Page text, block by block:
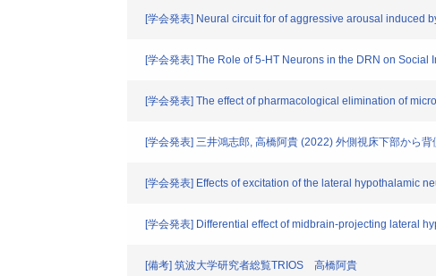
[学会発表] Neural circuit for of aggressive arousal induced
[学会発表] The Role of 5-HT Neurons in the DRN on
[学会発表] The effect of pharmacological elimination of
[学会発表] 三井鴻志郎, 高橋阿貴 (2022) 外側視床下部から
[学会発表] Effects of excitation of the lateral hypothalamic
[学会発表] Differential effect of midbrain-projecting lateral
[備考] 筑波大学研究者総覧TRIOS 高橋阿貴